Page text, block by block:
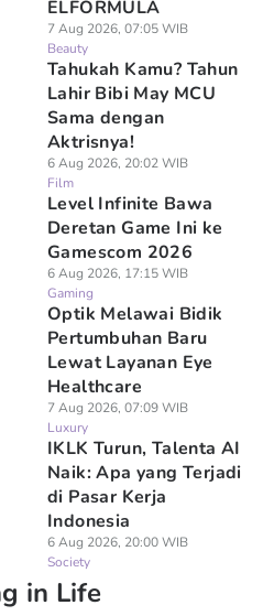
ELFORMULA
7 Aug 2026, 07:05 WIB
Beauty
Tahukah Kamu? Tahun
Lahir Bibi May MCU
Sama dengan
Aktrisnya!
6 Aug 2026, 20:02 WIB
Film
Level Infinite Bawa
Deretan Game Ini ke
Gamescom 2026
6 Aug 2026, 17:15 WIB
Gaming
Optik Melawai Bidik
Pertumbuhan Baru
Lewat Layanan Eye
Healthcare
7 Aug 2026, 07:09 WIB
Luxury
IKLK Turun, Talenta AI
Naik: Apa yang Terjadi
di Pasar Kerja
Indonesia
6 Aug 2026, 20:00 WIB
Society
in Life